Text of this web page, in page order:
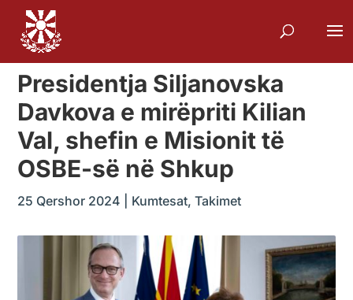
Presidentja Siljanovska
Davkova e mirëpriti Kilian
Val, shefin e Misionit të
OSBE-së në Shkup
25 Qershor 2024 Kumtesat,Takimet